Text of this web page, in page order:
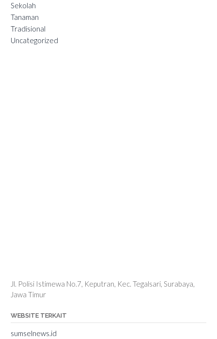
Sekolah
Tanaman
Tradisional
Uncategorized
Jl. Polisi Istimewa No.7, Keputran, Kec. Tegalsari, Surabaya,
Jawa Timur
WEBSITE TERKAIT
sumselnews.id